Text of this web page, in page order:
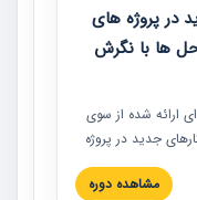
در پروژه های
ها با نگرش
ارائه شده از سوی
جدید در پروژه
با نگرش قراردادی
کشور ارائه شد.
مشاهده دوره